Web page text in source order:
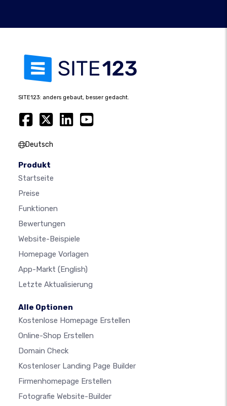
SITE123: anders gebaut, besser gedacht.
Deutsch
Produkt
Startseite
Preise
Funktionen
Bewertungen
Website-Beispiele
Homepage Vorlagen
App-Markt (English)
Letzte Aktualisierung
Alle Optionen
Kostenlose Homepage Erstellen
Online-Shop Erstellen
Domain Check
Kostenloser Landing Page Builder
Firmenhomepage Erstellen
Fotografie Website-Builder